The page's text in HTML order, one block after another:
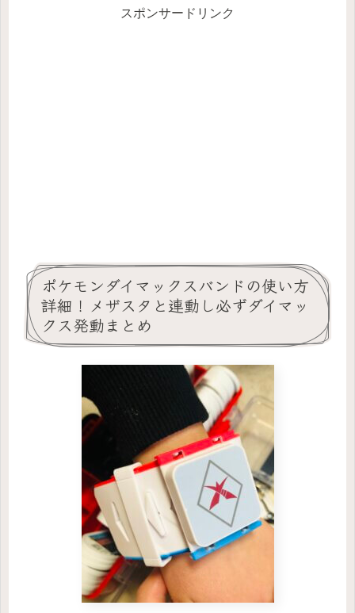
スポンサードリンク
ポケモンダイマックスバンドの使い方
詳細！メザスタと連動し必ずダイマッ
クス発動まとめ